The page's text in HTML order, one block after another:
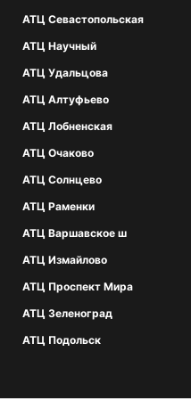
АТЦ Севастопольская
АТЦ Научный
АТЦ Удальцова
АТЦ Алтуфьево
АТЦ Лобненская
АТЦ Очаково
АТЦ Солнцево
АТЦ Раменки
АТЦ Варшавское ш
АТЦ Измайлово
АТЦ Проспект Мира
АТЦ Зеленоград
АТЦ Подольск